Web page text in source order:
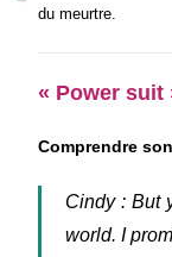
du meurtre.
« Power suit
Comprendre
Cindy : But
world. I